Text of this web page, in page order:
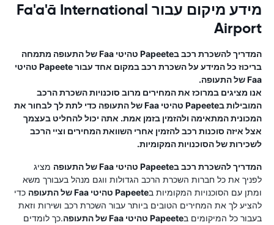
מידע מיקום עבור Fa'a'ā International
Airport
המדריך להשכרת רכב בPapeete טהיטי Faa של התעופה
מתמחה
בריכוז כל המידע על השכרת רכב במקום אחד עבור
Papeete טהיטי
Faa של התעופה
.
אנו מציגים במרוכז את המחירים מרוב סוכנויות השכרת הרכב
המובילות בPapeete טהיטי Faa של התעופה
כדי לתת לך לבחור את
המכונית המתאימה ולהזמין בזמן אמת. אתה יכול להחליט בעצמך
אצל איזה סוכנות רכב להזמין אחרי השוואת המחירים וציי הרכב
לשכירות של הסוכנויות המקומיות.
המדריך להשכרת רכב בPapeete טהיטי Faa של התעופה
מציג
לפניך את כל חברות השכרת הרכב הגדולות ווגם מנהל בעבורך משא
ומתן עם הסוכנויות המקומיות בPapeete טהיטי Faa של התעופה
כדי
להציע לך את המחירים הטובים ביותר עבור השכרת רכב ושירות וזאת
בעבור כל המיקומים בPapeete טהיטי Faa של התעופה
.כך לומדים